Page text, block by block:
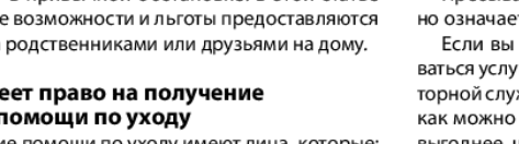
Версия Вести
Восточная
Германия
Восточный